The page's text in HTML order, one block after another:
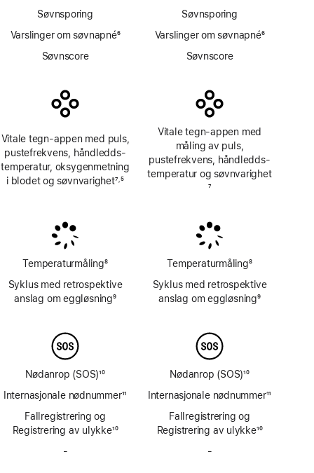
Søvnsporing
Varslinger om søvnapné6
Søvnscore
Vitale tegn-appen med puls,
pustefrekvens, håndledds­
temperatur, oksygen­metning
i blodet og søvnvarighet7 ,5
Temperaturmåling8
Syklus med retrospektive
anslag om eggløsning9
Nødanrop (SOS)10
Internasjonale nødnummer11
Fallregistrering og
Registrering av ulykke10
-
Søvnsporing
Varslinger om søvnapné6
Søvnscore
Vitale tegn-appen med
måling av puls,
pustefrekvens, håndledds­
temperatur og søvnvarighet
7
Temperaturmåling8
Syklus med retrospektive
anslag om eggløsning9
Nødanrop (SOS)10
Internasjonale nødnummer11
Fallregistrering og
Registrering av ulykke10
-